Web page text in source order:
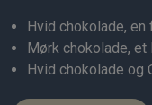
Hvid chokolade,
Mørk chokolade,
Hvid chokolade og